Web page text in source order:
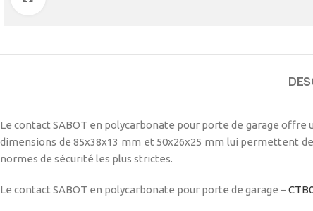
Le contact SABOT en polycarbonate pour porte de garage offre
dimensions de 85x38x13 mm et 50x26x25 mm lui permettent
normes de sécurité les plus strictes.
Le contact SABOT en polycarbonate pour porte de garage –